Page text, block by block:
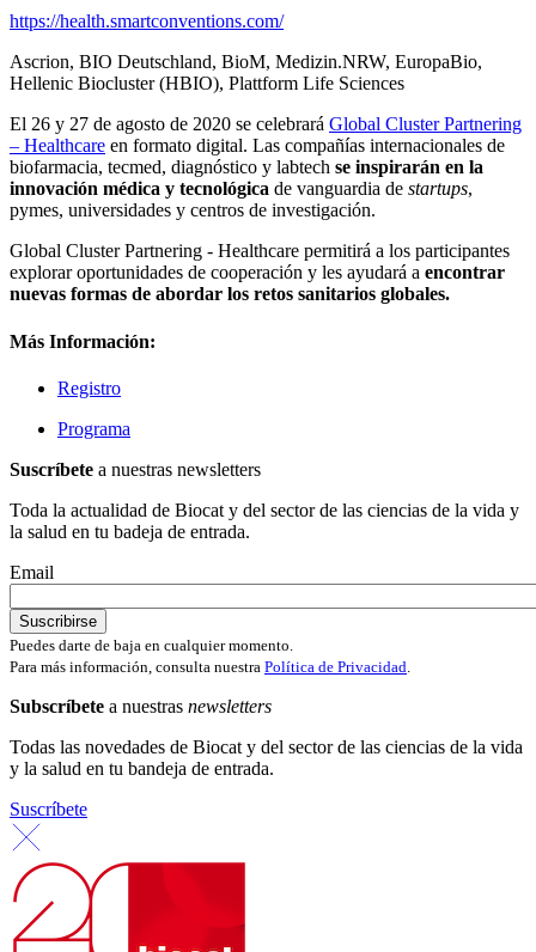
https://health.smartconventions.com/
Ascrion, BIO Deutschland, BioM, Medizin.NRW, EuropaBio,
Hellenic Biocluster (HBIO), Plattform Life Sciences
El 26 y 27 de agosto de 2020 se celebrará Global Cluster Partnering
– Healthcare en formato digital. Las compañías internacionales de
biofarmacia, tecmed, diagnóstico y labtech se inspirarán en la
innovación médica y tecnológica de vanguardia de startups,
pymes, universidades y centros de investigación.
Global Cluster Partnering - Healthcare permitirá a los participantes
explorar oportunidades de cooperación y les ayudará a encontrar
nuevas formas de abordar los retos sanitarios globales.
Más Información:
Registro
Programa
Suscríbete a nuestras newsletters
Toda la actualidad de Biocat y del sector de las ciencias de la vida y
la salud en tu badeja de entrada.
Email
Puedes darte de baja en cualquier momento.
Para más información, consulta nuestra Política de Privacidad
Subscríbete a nuestras newsletters
Todas las novedades de Biocat y del sector de las ciencias de la vida
y la salud en tu bandeja de entrada.
Suscríbete